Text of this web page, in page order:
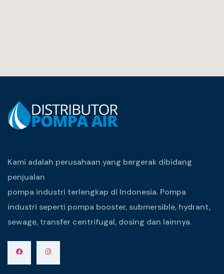
Kami adalah perusahaan yang bergerak dibidang
penjualan
pompa industri terlengkap di Indonesia. Pompa
industri seperti pompa booster, submersible, hydrant,
sewage, transfer centrifugal, dosing dan lainnya.